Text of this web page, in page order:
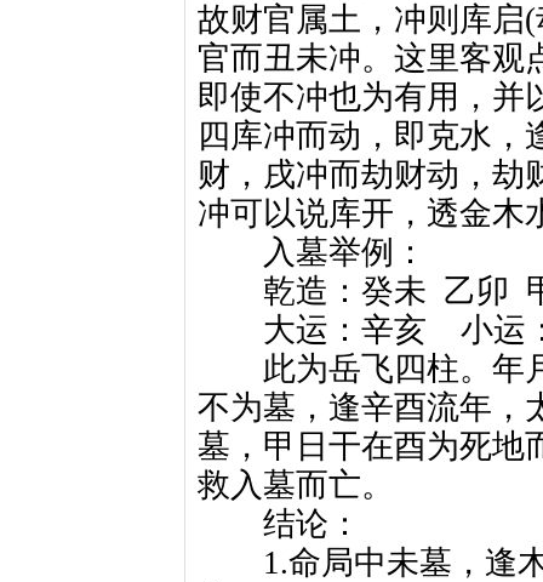
故财官属土，冲则库启
官而丑未冲。这里客观
即使不冲也为有用，并
四库冲而动，即克水，
财，戌冲而劫财动，劫
冲可以说库开，透金木
入墓举例：
乾造：癸未 乙卯
大运：辛亥
小运
此为岳飞四柱。年月
不为墓，逢辛酉流年，
墓，甲日干在酉为死地
救入墓而亡。
结论：
1.命局中未墓，逢木